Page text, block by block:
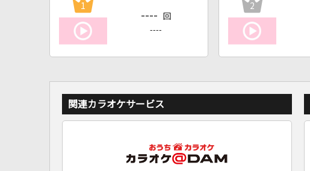
1
---- 回
----
2
関連カラオケサービス